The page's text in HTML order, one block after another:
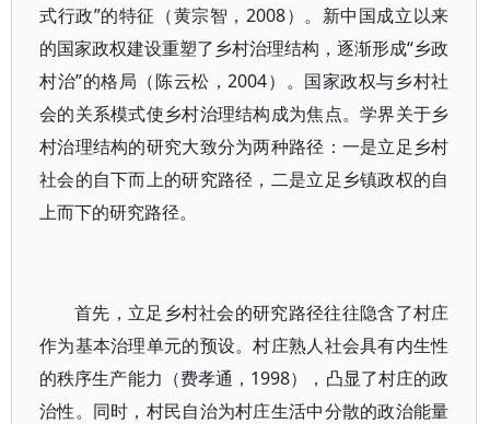
式行政”的特征（黄宗智，2008）。新中国成立以来
的国家政权建设重塑了乡村治理结构，逐渐形成“乡政
村治”的格局（陈云松，2004）。国家政权与乡村社
会的关系模式使乡村治理结构成为焦点。学界关于乡
村治理结构的研究大致分为两种路径：一是立足乡村
社会的自下而上的研究路径，二是立足乡镇政权的自
上而下的研究路径。
首先，立足乡村社会的研究路径往往隐含了村庄
作为基本治理单元的预设。村庄熟人社会具有内生性
的秩序生产能力（费孝通，1998），凸显了村庄的政
治性。同时，村民自治为村庄生活中分散的政治能量